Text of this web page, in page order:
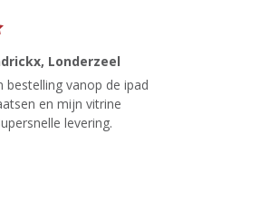
, Londerzeel
bestelling vanop de ipad
en mijn vitrine
levering.